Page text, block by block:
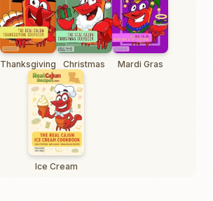
Thanksgiving Christmas Mardi Gras
Ice Cream